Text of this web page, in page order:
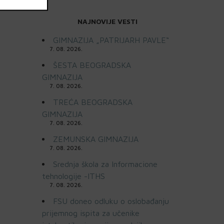
NAJNOVIJE VESTI
GIMNAZIJA „PATRIJARH PAVLE“
7. 08. 2026.
ŠESTA BEOGRADSKA
GIMNAZIJA
7. 08. 2026.
TREĆA BEOGRADSKA
GIMNAZIJA
7. 08. 2026.
ZEMUNSKA GIMNAZIJA
7. 08. 2026.
Srednja škola za Informacione
tehnologije -ITHS
7. 08. 2026.
FSU doneo odluku o oslobađanju
prijemnog ispita za učenike